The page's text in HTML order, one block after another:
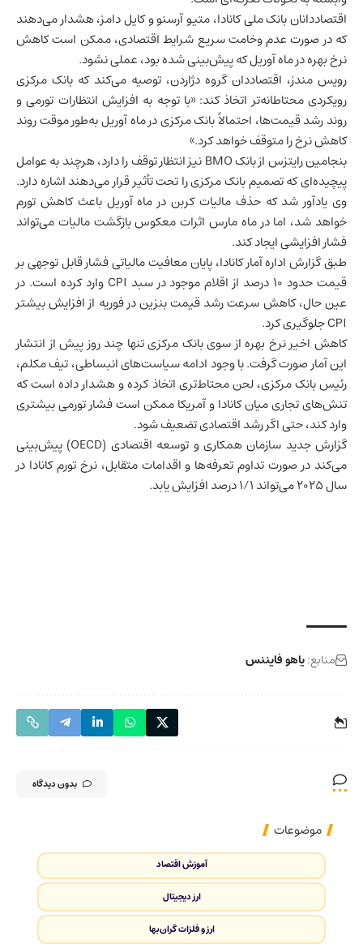
اقتصاددانان بانک ملی کانادا، متیو آرسنو و کایل دامز، هشدار می‌دهند
که در صورت عدم وخامت سریع شرایط اقتصادی، ممکن است کاهش
نرخ بهره در ماه آوریل که پیش‌بینی شده بود، عملی نشود.
رویس مندز، اقتصاددان گروه دژاردن، توصیه می‌کند که بانک مرکزی
رویکردی محتاطانه‌تر اتخاذ کند: «با توجه به افزایش انتظارات تورمی و
روند رشد قیمت‌ها، احتمالاً بانک مرکزی در ماه آوریل به‌طور موقت روند
کاهش نرخ را متوقف خواهد کرد.»
بنجامین رایتزس از بانک BMO نیز انتظار توقف را دارد، هرچند به عوامل
پیچیده‌ای که تصمیم بانک مرکزی را تحت تأثیر قرار می‌دهند اشاره دارد.
وی یادآور شد که حذف مالیات کربن در ماه آوریل باعث کاهش تورم
خواهد شد، اما در ماه مارس اثرات معکوس بازگشت مالیات می‌تواند
فشار افزایشی ایجاد کند.
طبق گزارش اداره آمار کانادا، پایان معافیت مالیاتی فشار قابل توجهی بر
قیمت حدود ۱۰ درصد از اقلام موجود در سبد CPI وارد کرده است. در
عین حال، کاهش سرعت رشد قیمت بنزین در فوریه از افزایش بیشتر
CPI جلوگیری کرد.
کاهش اخیر نرخ بهره از سوی بانک مرکزی تنها چند روز پیش از انتشار
این آمار صورت گرفت. با وجود ادامه سیاست‌های انبساطی، تیف مکلم،
رئیس بانک مرکزی، لحن محتاط‌تری اتخاذ کرده و هشدار داده است که
تنش‌های تجاری میان کانادا و آمریکا ممکن است فشار تورمی بیشتری
وارد کند، حتی اگر رشد اقتصادی تضعیف شود.
گزارش جدید سازمان همکاری و توسعه اقتصادی (OECD) پیش‌بینی
می‌کند در صورت تداوم تعرفه‌ها و اقدامات متقابل، نرخ تورم کانادا در
سال ۲۰۲۵ می‌تواند ۱/۱ درصد افزایش یابد.
منابع:یاهو فایننس
بدون دیدگاه
موضوعات
آموزش اقتصاد
ارز دیجیتال
ارز و فلزات گران‌بها